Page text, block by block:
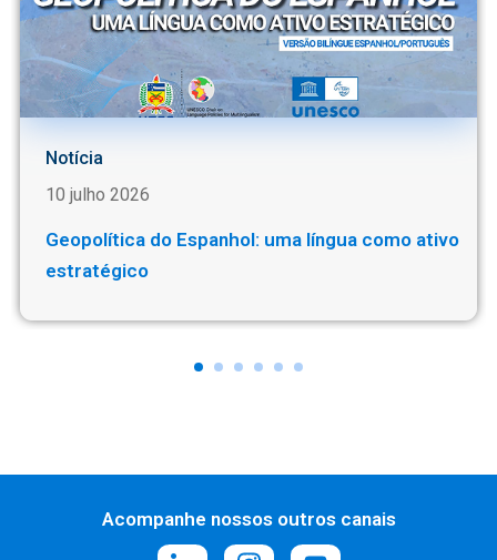
Notícia
10 julho 2026
Geopolítica do Espanhol: uma língua como ativo
estratégicoㅤ
Acompanhe nossos outros canais